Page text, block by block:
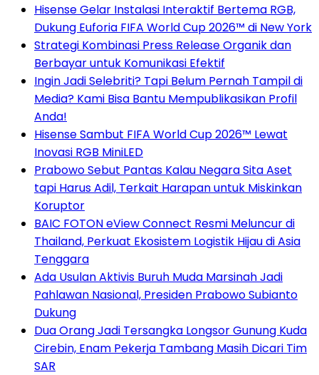
Hisense Gelar Instalasi Interaktif Bertema RGB,
Dukung Euforia FIFA World Cup 2026™ di New York
Strategi Kombinasi Press Release Organik dan
Berbayar untuk Komunikasi Efektif
Ingin Jadi Selebriti? Tapi Belum Pernah Tampil di
Media? Kami Bisa Bantu Mempublikasikan Profil
Anda!
Hisense Sambut FIFA World Cup 2026™ Lewat
Inovasi RGB MiniLED
Prabowo Sebut Pantas Kalau Negara Sita Aset
tapi Harus Adil, Terkait Harapan untuk Miskinkan
Koruptor
BAIC FOTON eView Connect Resmi Meluncur di
Thailand, Perkuat Ekosistem Logistik Hijau di Asia
Tenggara
Ada Usulan Aktivis Buruh Muda Marsinah Jadi
Pahlawan Nasional, Presiden Prabowo Subianto
Dukung
Dua Orang Jadi Tersangka Longsor Gunung Kuda
Cirebin, Enam Pekerja Tambang Masih Dicari Tim
SAR